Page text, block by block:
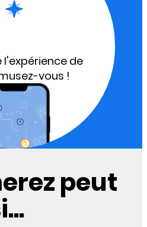
l'expérience de
vous !
peut